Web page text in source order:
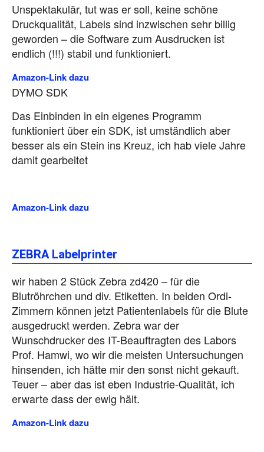
Unspektakulär, tut was er soll, keine schöne
Druckqualität, Labels sind inzwischen sehr billig
geworden – die Software zum Ausdrucken ist
endlich (!!!) stabil und funktioniert.
Amazon-Link dazu
DYMO SDK
Das Einbinden in ein eigenes Programm
funktioniert über ein SDK, ist umständlich aber
besser als ein Stein ins Kreuz, ich hab viele Jahre
damit gearbeitet
Amazon-Link dazu
ZEBRA Labelprinter
wir haben 2 Stück Zebra zd420 – für die
Blutröhrchen und div. Etiketten. In beiden Ordi-
Zimmern können jetzt Patientenlabels für die Blute
ausgedruckt werden. Zebra war der
Wunschdrucker des IT-Beauftragten des Labors
Prof. Hamwi, wo wir die meisten Untersuchungen
hinsenden, ich hätte mir den sonst nicht gekauft.
Teuer – aber das ist eben Industrie-Qualität, ich
erwarte dass der ewig hält.
Amazon-Link dazu